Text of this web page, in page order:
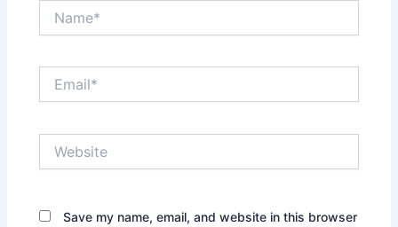
Save my name, email, and website in this browser